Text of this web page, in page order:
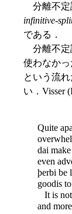
分離不定
infinitive-
である．
分離不定
使わなかっ
という流
い．Visser
Quite
dai
even
þerbi be
goodis
It is not
and